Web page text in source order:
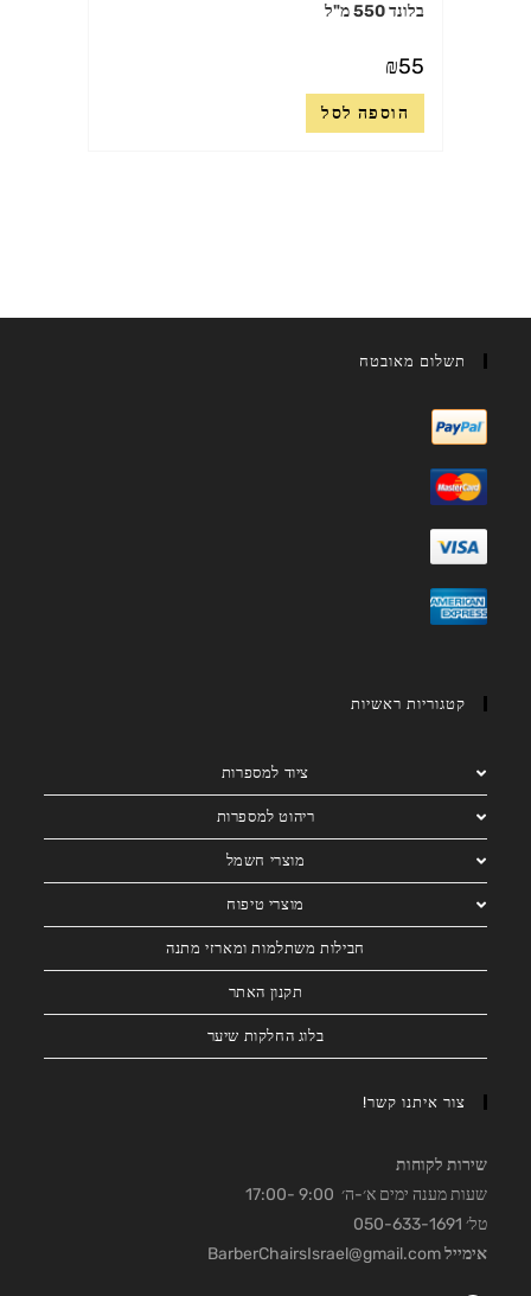
בלונד 550 מ"ל
₪55
הוספה לסל
תשלום מאובטח
קטגוריות ראשיות
ציוד למספרות
ריהוט למספרות
מוצרי חשמל
מוצרי טיפוח
חבילות משתלמות ומארזי מתנה
תקנון האתר
בלוג החלקות שיער
צור איתנו קשר!
שירות לקוחות
שעות מענה ימים א׳-ה׳ 9:00 -17:00
טל׳ 050-633-1691
אימיילBarberChairsIsrael@gmail.com